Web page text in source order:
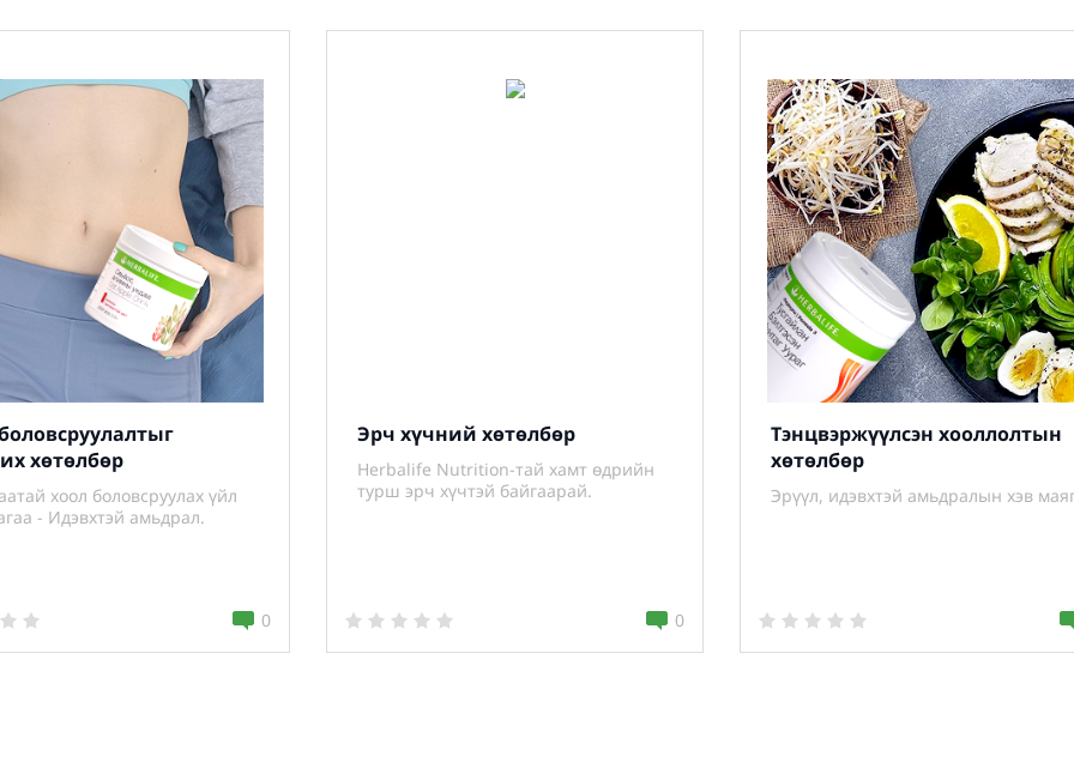
хөтөлбөр
хоол боловсруулах үйл
- Идэвхтэй амьдрал.
0
Эрч хүчний хөтөлбөр
Herbalife Nutrition-тай хамт өдрийн
турш эрч хүчтэй байгаарай.
0
Тэнцвэржүүлсэн хооллолтын
хөтөлбөр
Эрүүл, идэвхтэй амьдралын хэв